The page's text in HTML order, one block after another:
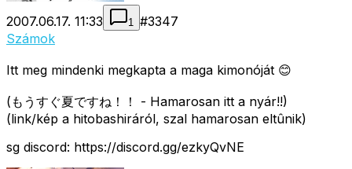
2007.06.17. 11:33 1 #3347
Számok
Itt meg mindenki megkapta a maga kimonóját 😊
(もうすぐ夏ですね！！ - Hamarosan itt a nyár!!)
(link/kép a hitobashiráról, szal hamarosan eltûnik)
sg discord: https://discord.gg/ezkyQvNE